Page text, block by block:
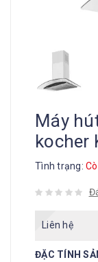
Máy
kocher
Tình trạng:
Liên hệ
ĐẶC TÍNH